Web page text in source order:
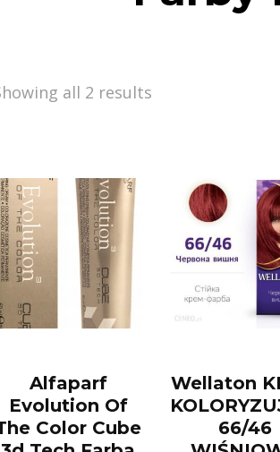
all 2 results
Alfaparf
Evolution Of
Color Cube
Wellaton
66/46